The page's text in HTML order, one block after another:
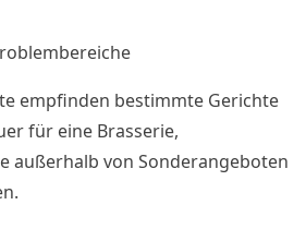
empfinden bestimmte Gerichte
für eine Brasserie,
außerhalb von Sonderangeboten